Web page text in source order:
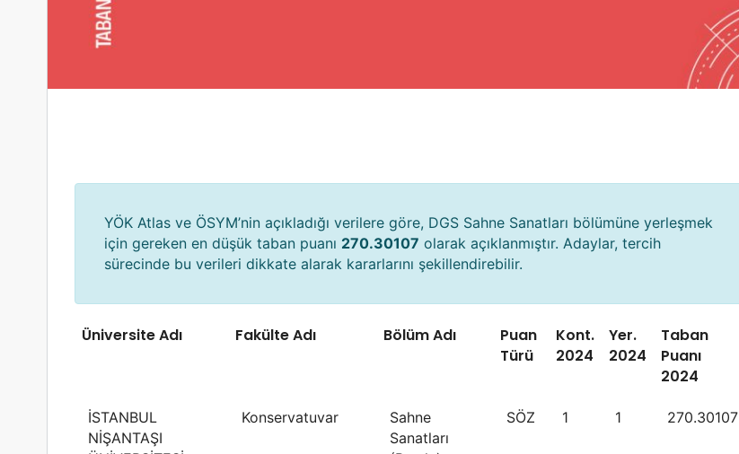
YÖK Atlas ve ÖSYM’nin açıkladığı verilere göre, DGS Sahne Sanatları bölümüne yerleşmek
için gereken en düşük taban puanı 270.30107 olarak açıklanmıştır. Adaylar, tercih
sürecinde bu verileri dikkate alarak kararlarını şekillendirebilir.
Üniversite Adı Fakülte Adı Bölüm Adı
Puan
Türü
Kont.
2024
Yer.
2024
Taban
Puanı
2024
İSTANBUL
NİŞANTAŞI
Konservatuvar
Sahne
Sanatları
SÖZ 1 1 270.30107